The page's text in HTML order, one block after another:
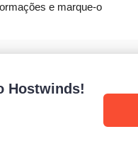
e marque-o
Hostwinds!